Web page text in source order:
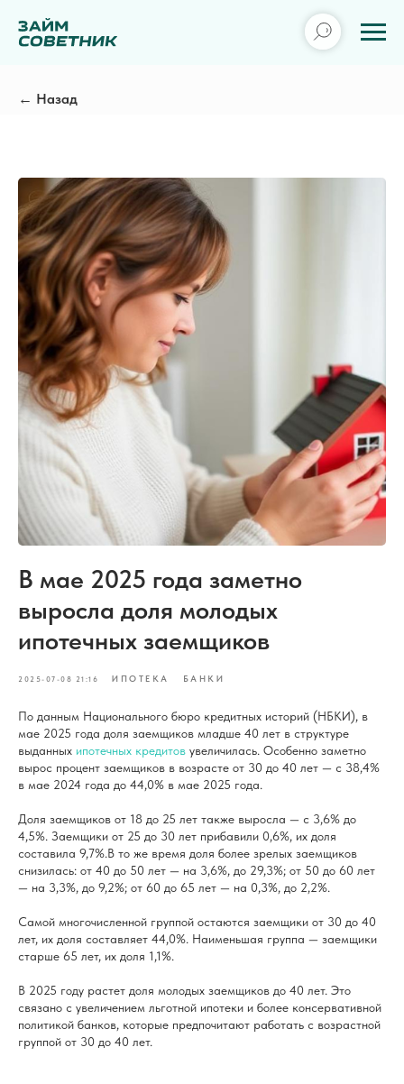
← Назад
В мае 2025 года заметно
выросла доля молодых
ипотечных заемщиков
2025-07-08 21:16 ИПОТЕКА БАНКИ
По данным Национального бюро кредитных историй (НБКИ), в
мае 2025 года доля заемщиков младше 40 лет в структуре
выданных ипотечных кредитов увеличилась. Особенно заметно
вырос процент заемщиков в возрасте от 30 до 40 лет — с 38,4%
в мае 2024 года до 44,0% в мае 2025 года.
Доля заемщиков от 18 до 25 лет также выросла — с 3,6% до
4,5%. Заемщики от 25 до 30 лет прибавили 0,6%, их доля
составила 9,7%.В то же время доля более зрелых заемщиков
снизилась: от 40 до 50 лет — на 3,6%, до 29,3%; от 50 до 60 лет
— на 3,3%, до 9,2%; от 60 до 65 лет — на 0,3%, до 2,2%.
Самой многочисленной группой остаются заемщики от 30 до 40
лет, их доля составляет 44,0%. Наименьшая группа — заемщики
старше 65 лет, их доля 1,1%.
В 2025 году растет доля молодых заемщиков до 40 лет. Это
связано с увеличением льготной ипотеки и более консервативной
политикой банков, которые предпочитают работать с возрастной
группой от 30 до 40 лет.